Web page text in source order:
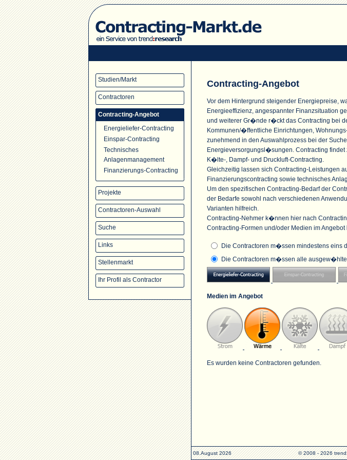
Studien/Markt
Contractoren
Contracting-Angebot
Energieliefer-Contracting
Einspar-Contracting
Technisches
Anlagenmanagement
Finanzierungs-Contracting
Projekte
Contractoren-Auswahl
Suche
Links
Stellenmarkt
Ihr Profil als Contractor
Contracting-Angebot
Vor dem Hintergrund steigender Energiepreise,
Energieeffizienz, angespannter Finanzsituation
und weiterer Gr�nde r�ckt das Contracting bei
Kommunen/�ffentliche Einrichtungen,
zunehmend in den Auswahlprozess bei der
Energieversorgungsl�sungen. Contracting
K�lte-, Dampf- und Druckluft-Contracting.
Gleichzeitig lassen sich Contracting-Leistungen
Finanzierungscontracting sowie technisches
Um den spezifischen Contracting-Bedarf der
der Bedarfe sowohl nach verschiedenen
Varianten hilfreich.
Contracting-Nehmer k�nnen hier nach
Contracting-Formen und/oder Medien im Angebot
Die Contractoren m�ssen mindestens
Die Contractoren m�ssen alle
Medien im Angebot
Es wurden keine Contractoren gefunden.
08.August 2026 © 2008 - 2026 trend